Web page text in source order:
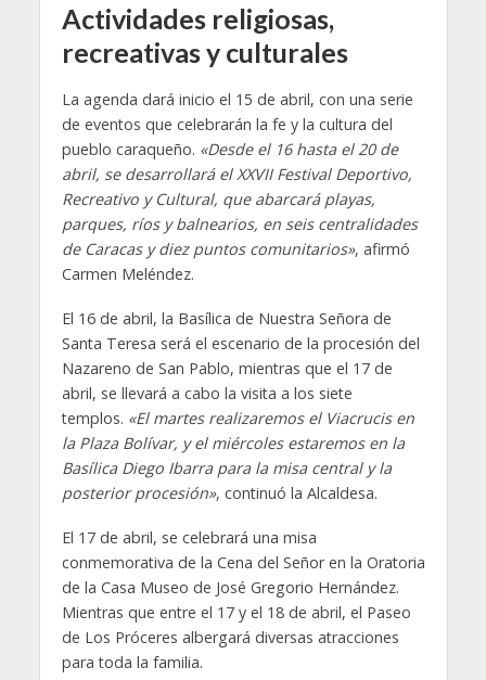
Actividades religiosas,
recreativas y culturales
La agenda dará inicio el 15 de abril, con una serie
de eventos que celebrarán la fe y la cultura del
pueblo caraqueño. «Desde el 16 hasta el 20 de
abril, se desarrollará el XXVII Festival Deportivo,
Recreativo y Cultural, que abarcará playas,
parques, ríos y balnearios, en seis centralidades
de Caracas y diez puntos comunitarios», afirmó
Carmen Meléndez.
El 16 de abril, la Basílica de Nuestra Señora de
Santa Teresa será el escenario de la procesión del
Nazareno de San Pablo, mientras que el 17 de
abril, se llevará a cabo la visita a los siete
templos. «El martes realizaremos el Viacrucis en
la Plaza Bolívar, y el miércoles estaremos en la
Basílica Diego Ibarra para la misa central y la
posterior procesión», continuó la Alcaldesa.
El 17 de abril, se celebrará una misa
conmemorativa de la Cena del Señor en la Oratoria
de la Casa Museo de José Gregorio Hernández.
Mientras que entre el 17 y el 18 de abril, el Paseo
de Los Próceres albergará diversas atracciones
para toda la familia.